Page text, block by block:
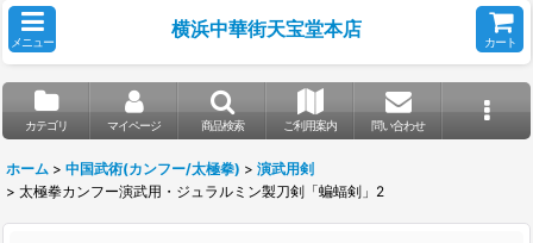
メニュー
横浜中華街天宝堂本店
カート
カテゴリ マイページ 商品検索 ご利用案内 問い合わせ
ホーム > 中国武術(カンフー/太極拳) > 演武用剣
> 太極拳カンフー演武用・ジュラルミン製刀剣「蝙蝠剣」2